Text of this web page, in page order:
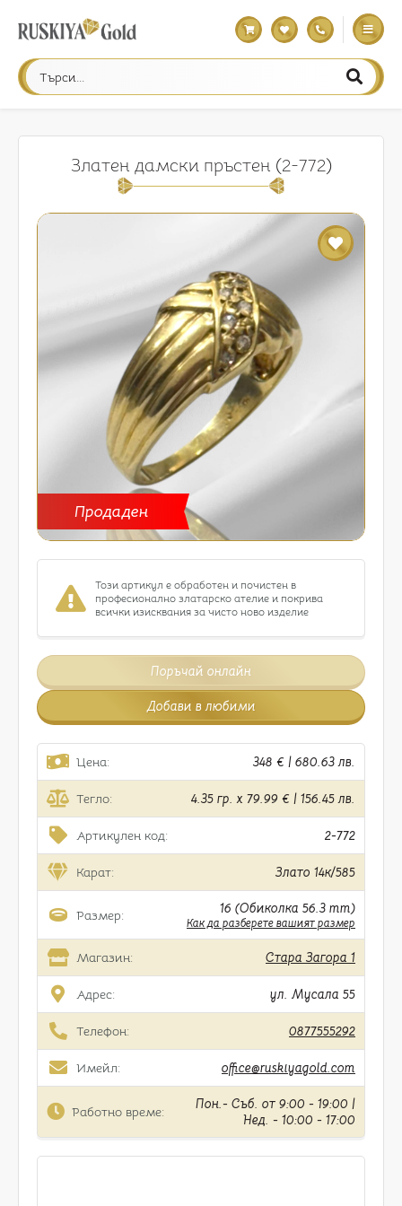
Златен дамски пръстен (2-772)
Продаден
Този артикул е обработен и почистен в
професионално златарско ателие и покрива
всички изисквания за чисто ново изделие
Поръчай онлайн
Добави в любими
Цена: 348 € | 680.63 лв.
Тегло: 4.35 гр. x 79.99 € | 156.45 лв.
Артикулен код: 2-772
Карат: Злато 14к/585
Размер: 16 (Обиколка 56.3 mm)
Как да разберете вашият размер
Магазин: Стара Загора 1
Адрес: ул. Мусала 55
Телефон: 0877555292
Имейл: office@ruskiyagold.com
Работно време:
Пон.- Съб. от 9:00 - 19:00 |
Нед. - 10:00 - 17:00